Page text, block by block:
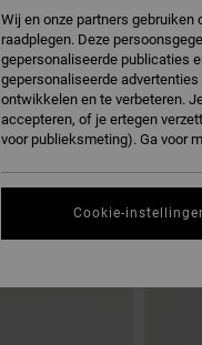
Wij en onze partners
raadplegen. Deze
gepersonaliseerde publicaties
gepersonaliseerde
ontwikkelen en te verbeteren.
accepteren, of je ertegen
voor publieksmeting). Ga voor
Cookie-